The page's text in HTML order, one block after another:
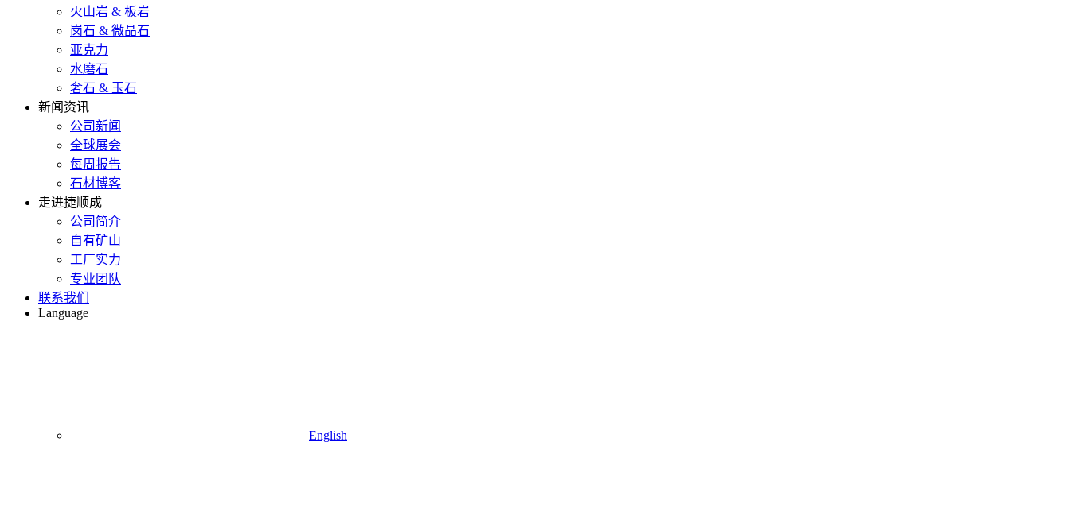
火山岩 & 板岩
岗石 & 微晶石
亚克力
水磨石
奢石 & 玉石
新闻资讯
公司新闻
全球展会
每周报告
石材博客
走进捷顺成
公司简介
自有矿山
工厂实力
专业团队
联系我们
Language
English